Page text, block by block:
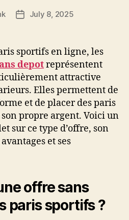
PostJuly 8, 2025
sportifs en ligne, les
depotreprésentent
attractive
Elles permettent de
et de placer des paris
propre argent. Voici un
sur ce type d’offre, son
et ses
offre sans
paris sportifs ?